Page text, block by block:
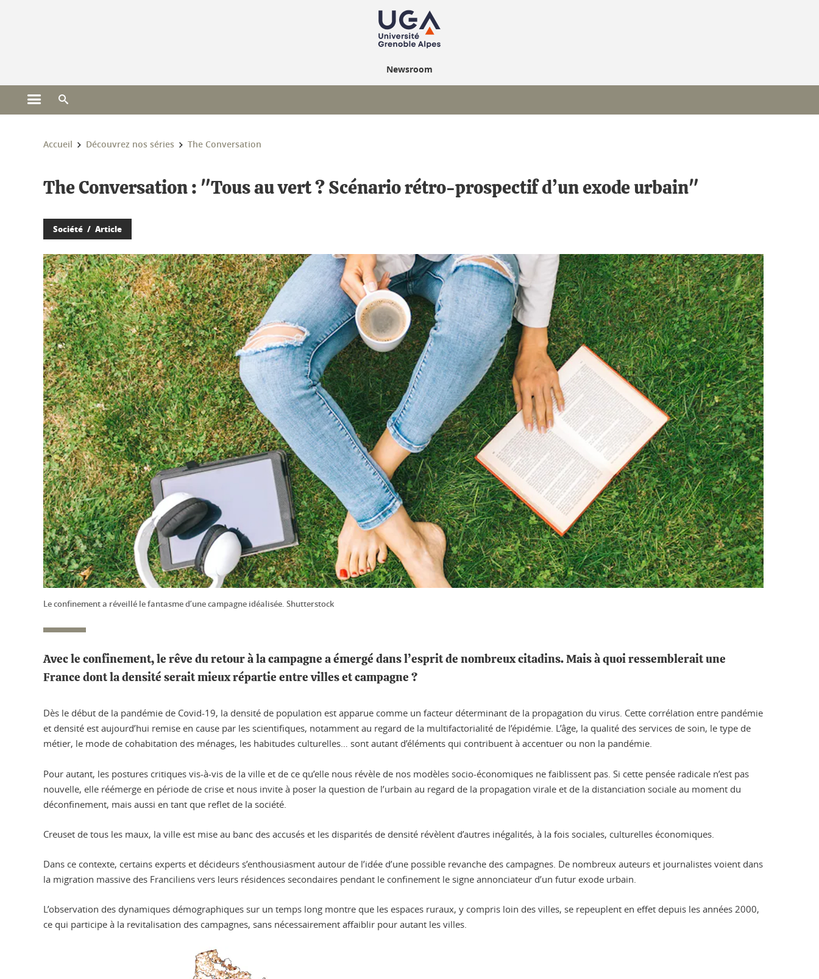
Newsroom
Ouvrir le menu principal
Vous êtes ici :
Accueil Découvrez nos séries The Conversation
The Conversation : "Tous au vert ? Scénario rétro-prospectif d’un exode urbain"
Société Article
Le confinement a réveillé le fantasme d’une campagne idéalisée. Shutterstock
Avec le confinement, le rêve du retour à la campagne a émergé dans l’esprit de nombreux citadins. Mais à quoi ressemblerait une
France dont la densité serait mieux répartie entre villes et campagne ?
Dès le début de la pandémie de Covid-19, la densité de population est apparue comme un facteur déterminant de la propagation du virus. Cette corrélation entre pandémie
et densité est aujourd’hui remise en cause par les scientifiques, notamment au regard de la multifactorialité de l’épidémie. L’âge, la qualité des services de soin, le type de
métier, le mode de cohabitation des ménages, les habitudes culturelles… sont autant d’éléments qui contribuent à accentuer ou non la pandémie.
Pour autant, les postures critiques vis-à-vis de la ville et de ce qu’elle nous révèle de nos modèles socio-économiques ne faiblissent pas. Si cette pensée radicale n’est pas
nouvelle, elle réémerge en période de crise et nous invite à poser la question de l’urbain au regard de la propagation virale et de la distanciation sociale au moment du
déconfinement, mais aussi en tant que reflet de la société.
Creuset de tous les maux, la ville est mise au banc des accusés et les disparités de densité révèlent d’autres inégalités, à la fois sociales, culturelles économiques.
Dans ce contexte, certains experts et décideurs s’enthousiasment autour de l’idée d’une possible revanche des campagnes. De nombreux auteurs et journalistes voient dans
la migration massive des Franciliens vers leurs résidences secondaires pendant le confinement le signe annonciateur d’un futur exode urbain.
L’observation des dynamiques démographiques sur un temps long montre que les espaces ruraux, y compris loin des villes, se repeuplent en effet depuis les années 2000,
ce qui participe à la revitalisation des campagnes, sans nécessairement affaiblir pour autant les villes.